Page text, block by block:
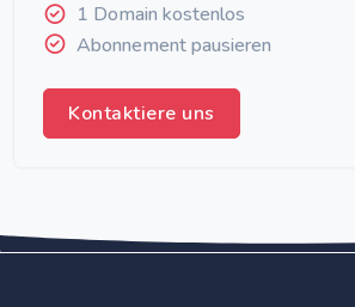
1 Domain kostenlos
Abonnement pausieren
Kontaktiere uns